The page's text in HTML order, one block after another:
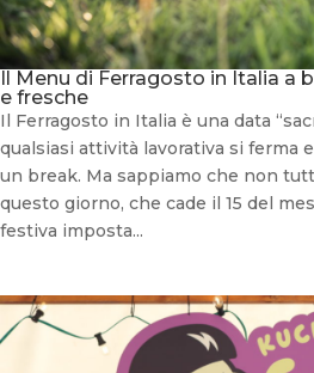
Il Menu di Ferragosto in Italia a
e fresche
Il Ferragosto in Italia è una data
qualsiasi attività lavorativa si ferma
un break. Ma sappiamo che non
questo giorno, che cade il 15 del
festiva imposta...